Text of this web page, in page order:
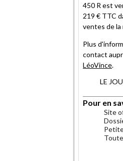
450 R est
219 € TTC
ventes de la
Plus
contact
LéoVince.
LE
Pour en
Site